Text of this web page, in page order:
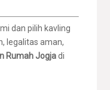
dan pilih kavling
legalitas aman,
Rumah Jogjadi